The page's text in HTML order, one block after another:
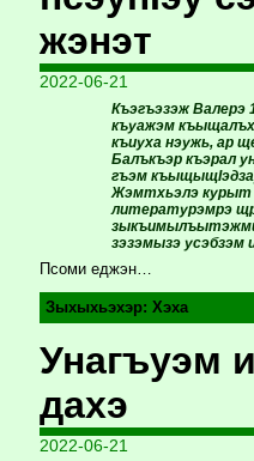
жэнэт
2022-06-21
Къэгъэзэж
къуажэм
къиуха нэужь, ар
Балъкъэр къэрал
гъэм
Жэмтхьэлэ курыт
литературэмрэ
зэзэмызэ усэбзэм
Псоми еджэн…
Зыхыхьэхэр: Хэха
Унагъуэм
дахэ
2022-06-21